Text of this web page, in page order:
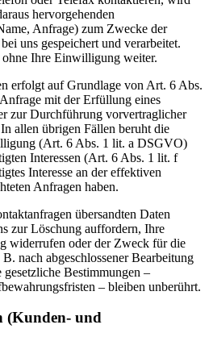
hervorgehenden
Anfrage) zum Zwecke der
uns gespeichert und verarbeitet.
Ihre Einwilligung weiter.
erfolgt auf Grundlage von Art. 6 Abs.
mit der Erfüllung eines
zur Durchführung vorvertraglicher
allen übrigen Fällen beruht die
(Art. 6 Abs. 1 lit. a DSGVO)
Interessen (Art. 6 Abs. 1 lit. f
Interesse an der effektiven
Anfragen haben.
übersandten Daten
zur Löschung auffordern, Ihre
widerrufen oder der Zweck für die
nach abgeschlossener Bearbeitung
Bestimmungen –
– bleiben unberührt.
(Kunden- und